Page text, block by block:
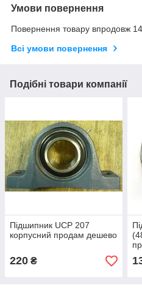
Умови повернення
Повернення товару впродовж
Всі умови повернення
Подібні товари компанії
Підшипник UCP 207
корпусний продам дешево
220 ₴